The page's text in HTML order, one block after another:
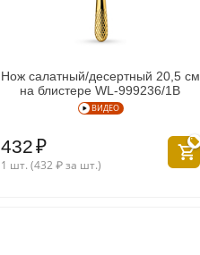
Нож салатный/десертный 20,5 см
на блистере WL‑999236/1B
ВИДЕО
432₽
1 шт. (432 ₽за шт.)